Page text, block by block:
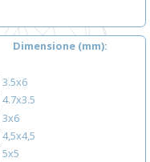
Dimensione (mm)
3.5x6
4.7x3.5
3x6
4,5x4,5
5x5